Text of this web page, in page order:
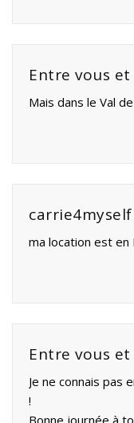
Entre vous
Mais dans le Val
carrie4myself
ma location est en
Entre vous
Je ne connais pas
!